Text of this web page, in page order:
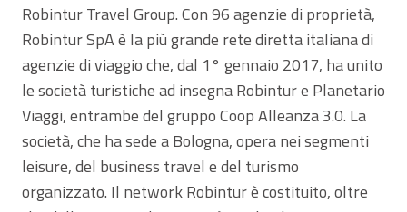
Robintur Travel Group. Con 96 agenzie di proprietà,
Robintur SpA è la più grande rete diretta italiana di
agenzie di viaggio che, dal 1° gennaio 2017, ha unito
le società turistiche ad insegna Robintur e Planetario
Viaggi, entrambe del gruppo Coop Alleanza 3.0. La
società, che ha sede a Bologna, opera nei segmenti
leisure, del business travel e del turismo
organizzato. Il network Robintur è costituito, oltre